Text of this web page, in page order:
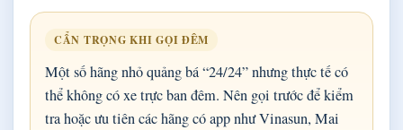
CẨN TRỌNG KHI GỌI ĐÊM
Một số hãng nhỏ quảng bá “24/24” nhưng thực tế có
thể không có xe trực ban đêm. Nên gọi trước để kiểm
tra hoặc ưu tiên các hãng có app như Vinasun, Mai